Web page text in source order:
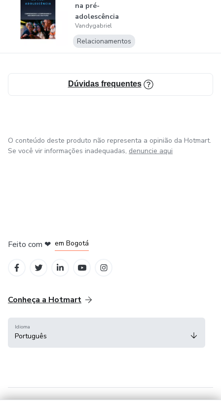
na pré-
adolescência
Vandygabriel
Relacionamentos
Dúvidas frequentes
O conteúdo deste produto não representa a opinião da Hotmart.
Se você vir informações inadequadas, denuncie aqui
Feito com ❤ em Bogotá
Conheça a Hotmart
Idioma
Português